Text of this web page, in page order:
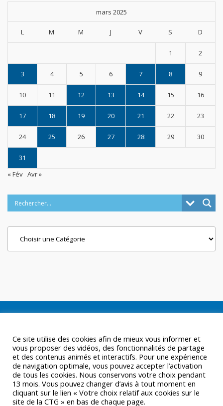
mars 2025
L M M J V S D
1 2
3 4 5 6 7 8 9
10 11 12 13 14 15 16
17 18 19 20 21 22 23
24 25 26 27 28 29 30
31
« Fév Avr »
Ce site utilise des cookies afin de mieux vous informer et
vous proposer des vidéos, des fonctionnalités de partage
et des contenus animés et interactifs. Pour une expérience
de navigation optimale, vous pouvez accepter l’activation
de tous les cookies. Nous conservons votre choix pendant
13 mois. Vous pouvez changer d’avis à tout moment en
cliquant sur le lien « Votre choix relatif aux cookies sur le
site de la CTG » en bas de chaque page.